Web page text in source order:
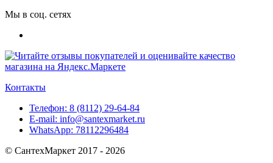
Мы в соц. сетях
Контакты
Телефон: 8 (8112) 29-64-84
E-mail: info@santexmarket.ru
WhatsApp: 78112296484
© СантехМаркет 2017 - 2026